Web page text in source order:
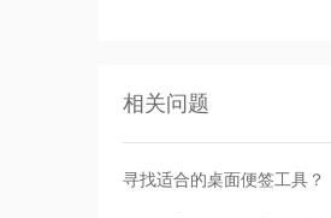
相关问题
寻找适合的桌面便签工具？